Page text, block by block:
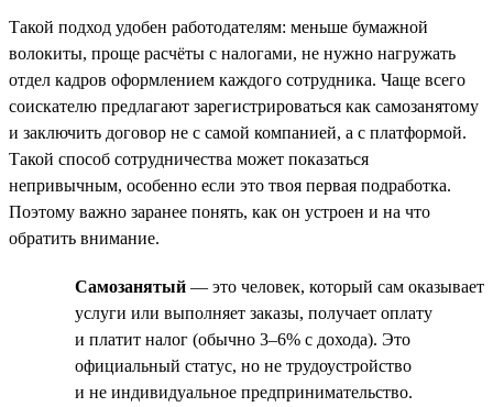
Такой подход удобен работодателям: меньше бумажной
волокиты, проще расчёты с налогами, не нужно нагружать
отдел кадров оформлением каждого сотрудника. Чаще всего
соискателю предлагают зарегистрироваться как самозанятому
и заключить договор не с самой компанией, а с платформой.
Такой способ сотрудничества может показаться
непривычным, особенно если это твоя первая подработка.
Поэтому важно заранее понять, как он устроен и на что
обратить внимание.
Самозанятый — это человек, который сам оказывает
услуги или выполняет заказы, получает оплату
и платит налог (обычно 3–6% с дохода). Это
официальный статус, но не трудоустройство
и не индивидуальное предпринимательство.